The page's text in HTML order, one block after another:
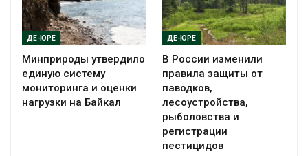
ДЕ-ЮРЕ
Минприроды утвердило
единую систему
мониторинга и оценки
нагрузки на Байкал
ДЕ-ЮРЕ
В России изменили
правила защиты от
паводков,
лесоустройства,
рыболовства и
регистрации
пестицидов